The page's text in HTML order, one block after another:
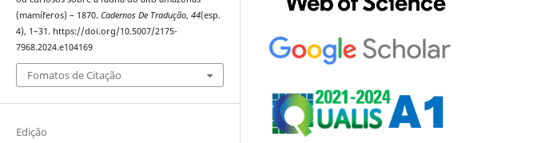
(mamíferos) – 1870.Cadernos De Tradução,44(esp.
4), 1–31. https://doi.org/10.5007/2175-
7968.2024.e104169
Fomatos de Citação
Edição